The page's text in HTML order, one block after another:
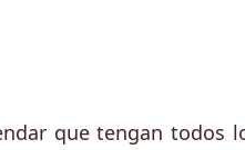
que tengan todos